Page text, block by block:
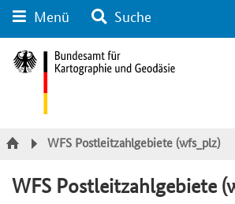
Kategorie Navigation
Menü Suche
WFS Postleitzahlgebiete (wfs_plz)
WFS Postleitzahlgebiete